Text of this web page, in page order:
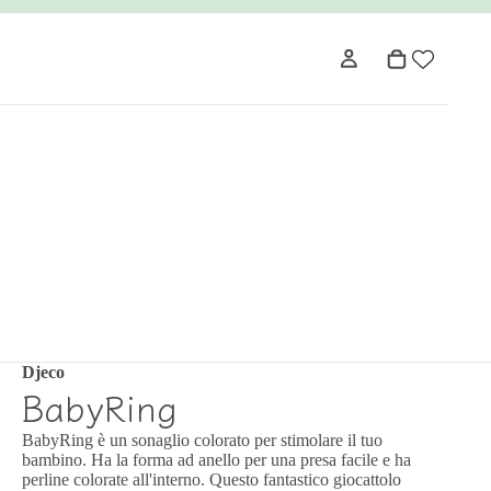
Djeco
BabyRing
BabyRing è un sonaglio colorato per stimolare il tuo
bambino. Ha la forma ad anello per una presa facile e ha
perline colorate all'interno. Questo fantastico giocattolo